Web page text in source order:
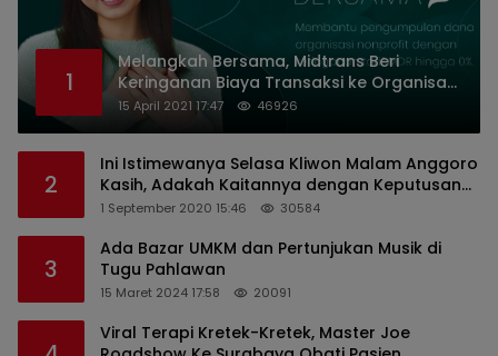
1
Melangkah Bersama, Midtrans Beri
Keringanan Biaya Transaksi ke Organisasi
Nirlaba Indonesia
15 April 2021 17:47 46926
2
Ini Istimewanya Selasa Kliwon Malam Anggoro
Kasih, Adakah Kaitannya dengan Keputusan
PDIP?
1 September 2020 15:46 30584
3
Ada Bazar UMKM dan Pertunjukan Musik di
Tugu Pahlawan
15 Maret 2024 17:58 20091
Viral Terapi Kretek-Kretek, Master Joe